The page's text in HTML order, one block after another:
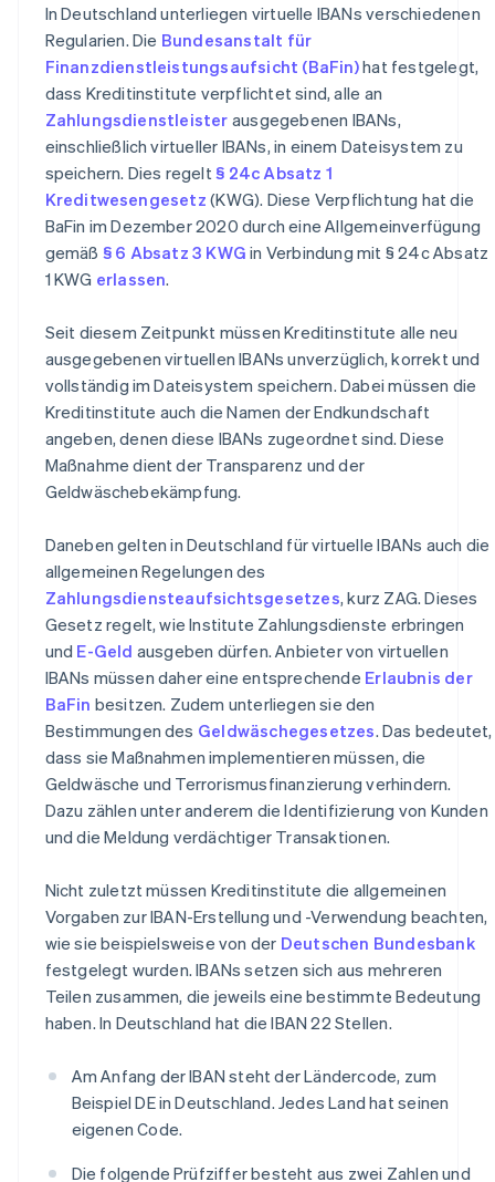
In Deutschland unterliegen virtuelle IBANs verschiedenen
Regularien. Die Bundesanstalt für
Finanzdienstleistungsaufsicht (BaFin)hat festgelegt,
dass Kreditinstitute verpflichtet sind, alle an
Zahlungsdienstleister ausgegebenen IBANs,
einschließlich virtueller IBANs, in einem Dateisystem zu
speichern. Dies regelt§ 24c Absatz 1
Kreditwesengesetz (KWG). Diese Verpflichtung hat die
BaFin im Dezember 2020 durch eine Allgemeinverfügung
gemäß § 6 Absatz 3 KWG in Verbindung mit § 24c Absatz
1 KWG erlassen.
Seit diesem Zeitpunkt müssen Kreditinstitute alle neu
ausgegebenen virtuellen IBANs unverzüglich, korrekt und
vollständig im Dateisystem speichern. Dabei müssen die
Kreditinstitute auch die Namen der Endkundschaft
angeben, denen diese IBANs zugeordnet sind. Diese
Maßnahme dient der Transparenz und der
Geldwäschebekämpfung.
Daneben gelten in Deutschland für virtuelle IBANs auch die
allgemeinen Regelungen des
Zahlungsdiensteaufsichtsgesetzes, kurz ZAG. Dieses
Gesetz regelt, wie Institute Zahlungsdienste erbringen
und E-Geld ausgeben dürfen. Anbieter von virtuellen
IBANs müssen daher eine entsprechende Erlaubnis der
BaFin besitzen. Zudem unterliegen sie den
Bestimmungen des Geldwäschegesetzes. Das bedeutet,
dass sie Maßnahmen implementieren müssen, die
Geldwäsche und Terrorismusfinanzierung verhindern.
Dazu zählen unter anderem die Identifizierung von Kunden
und die Meldung verdächtiger Transaktionen.
Nicht zuletzt müssen Kreditinstitute die allgemeinen
Vorgaben zur IBAN-Erstellung und -Verwendung beachten,
wie sie beispielsweise von der Deutschen Bundesbank
festgelegt wurden. IBANs setzen sich aus mehreren
Teilen zusammen, die jeweils eine bestimmte Bedeutung
haben. In Deutschland hat die IBAN 22 Stellen.
Am Anfang der IBAN steht der Ländercode, zum
Beispiel DE in Deutschland. Jedes Land hat seinen
eigenen Code.
Die folgende Prüfziffer besteht aus zwei Zahlen und